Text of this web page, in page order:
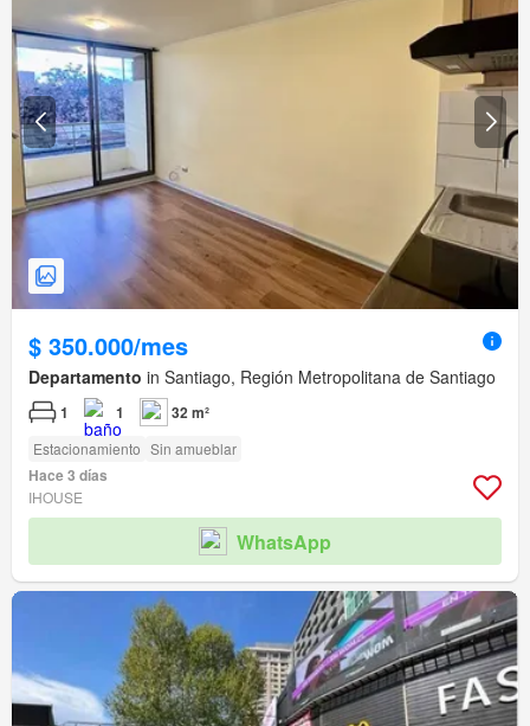
$ 350.000/mes
Departamento in Santiago, Región Metropolitana de Santiago
1 1 32 m²
Estacionamiento Sin amueblar
Hace 3 días
IHOUSE
WhatsApp